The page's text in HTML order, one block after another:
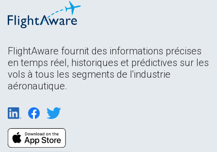
FlightAware fournit des informations précises
en temps réel, historiques et prédictives sur les
vols à tous les segments de l'industrie
aéronautique.